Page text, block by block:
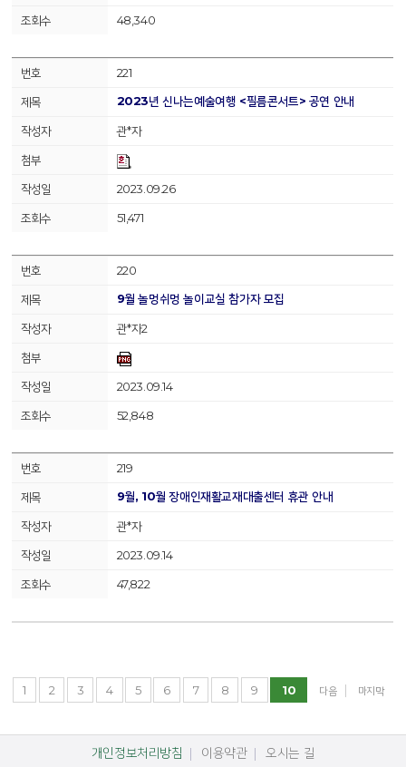
48,340
221
2023년 신나는예술여행 <필름콘서트> 공연 안내
관*자
2023.09.26
51,471
220
9월 놀멍쉬멍 놀이교실 참가자 모집
관*자2
2023.09.14
52,848
219
9월, 10월 장애인재활교재대출센터 휴관 안내
관*자
2023.09.14
47,822
1 2 3 4 5 6 7 8 9 10 다음 마지막
개인정보처리방침 이용약관 오시는 길